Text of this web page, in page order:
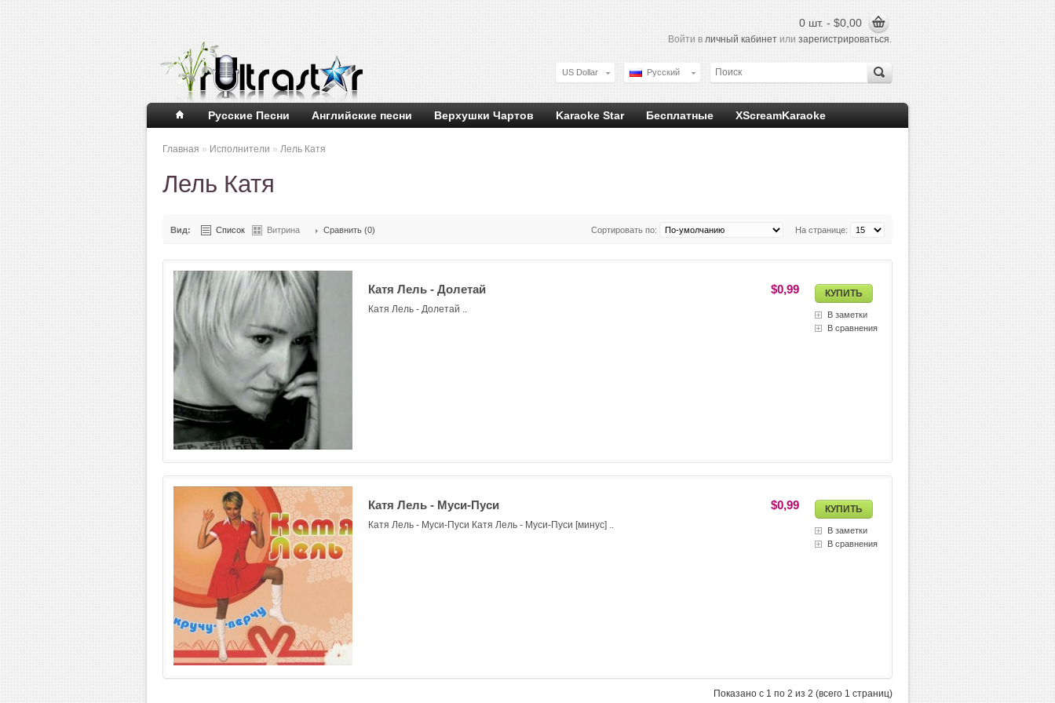
Войти в личный кабинет или зарегистрироваться.
0 шт. - $0,00
Русский
US Dollar
Русские Песни Английские песни Верхушки Чартов Karaoke Star Бесплатные XScreamKaraoke
Главная » Исполнители » Лель Катя
Лель Катя
Вид: Список Витрина Сравнить (0) На странице:
Сортировать по:
В заметки
В сравнения
$0,99
Катя Лель - Долетай
Катя Лель - Долетай ..
В заметки
В сравнения
$0,99
Катя Лель - Муси-Пуси
Катя Лель - Муси-Пуси Катя Лель - Муси-Пуси [минус] ..
Показано с 1 по 2 из 2 (всего 1 страниц)